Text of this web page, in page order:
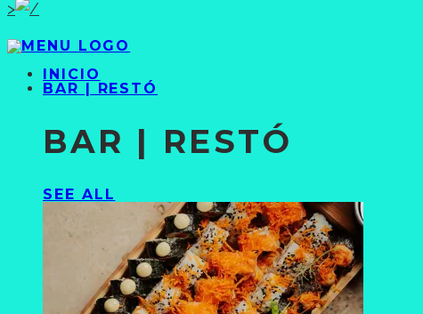
>
INICIO
BAR | RESTÓ
BAR | RESTÓ
SEE ALL